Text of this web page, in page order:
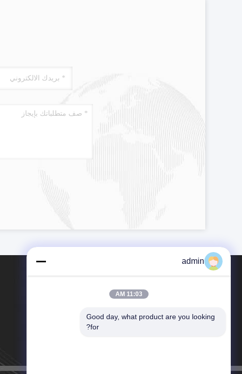
هاتف：86-769-23078845
admin
11:03 AM
Good day, what product are you looking
for?